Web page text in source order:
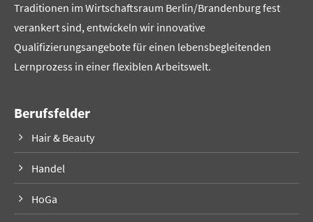
Traditionen im Wirtschaftsraum Berlin/Brandenburg fest
verankert sind, entwickeln wir innovative
Qualifizierungsangebote für einen lebensbegleitenden
Lernprozess in einer flexiblen Arbeitswelt.
Berufsfelder
Hair & Beauty
Handel
HoGa